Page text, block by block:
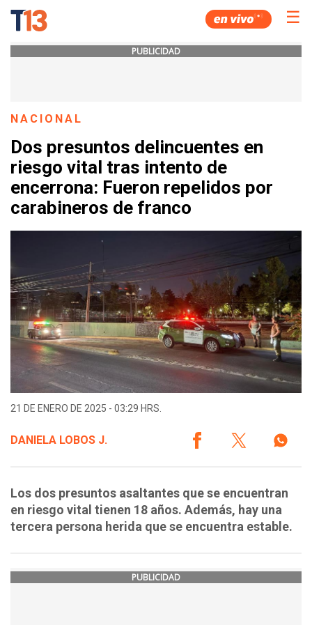
☰
PUBLICIDAD
NACIONAL
Dos presuntos delincuentes en
riesgo vital tras intento de
encerrona: Fueron repelidos por
carabineros de franco
21 DE ENERO DE 2025 - 03:29 HRS.
DANIELA LOBOS J.
Los dos presuntos asaltantes que se encuentran
en riesgo vital tienen 18 años. Además, hay una
tercera persona herida que se encuentra estable.
PUBLICIDAD